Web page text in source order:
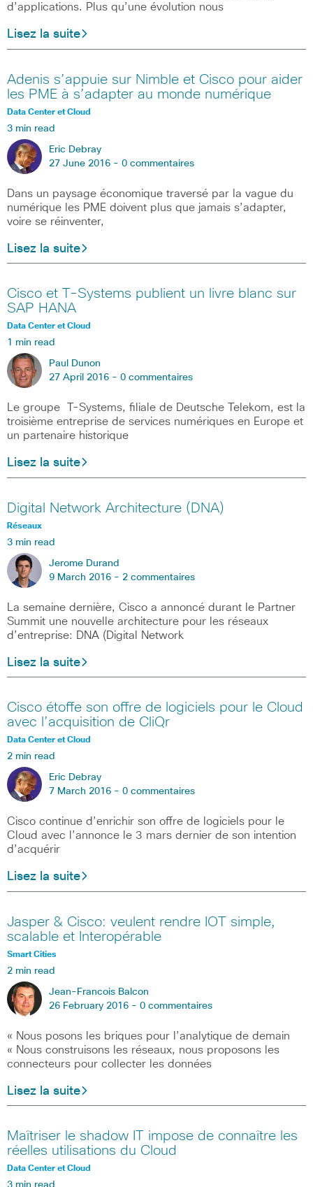
d’applications. Plus qu’une évolution nous
Lisez la suite
Adenis s’appuie sur Nimble et Cisco pour aider
les PME à s’adapter au monde numérique
Data Center et Cloud
3 min read
Eric Debray
27 June 2016 - 0 commentaires
Dans un paysage économique traversé par la vague du
numérique les PME doivent plus que jamais s’adapter,
voire se réinventer,
Lisez la suite
Cisco et T-Systems publient un livre blanc sur
SAP HANA
Data Center et Cloud
1 min read
Paul Dunon
27 April 2016 - 0 commentaires
Le groupe T-Systems, filiale de Deutsche Telekom, est la
troisième entreprise de services numériques en Europe et
un partenaire historique
Lisez la suite
Digital Network Architecture (DNA)
Réseaux
3 min read
Jerome Durand
9 March 2016 - 2 commentaires
La semaine dernière, Cisco a annoncé durant le Partner
Summit une nouvelle architecture pour les réseaux
d’entreprise: DNA (Digital Network
Lisez la suite
Cisco étoffe son offre de logiciels pour le Cloud
avec l’acquisition de CliQr
Data Center et Cloud
2 min read
Eric Debray
7 March 2016 - 0 commentaires
Cisco continue d’enrichir son offre de logiciels pour le
Cloud avec l’annonce le 3 mars dernier de son intention
d’acquérir
Lisez la suite
Jasper & Cisco: veulent rendre IOT simple,
scalable et Interopérable
Smart Cities
2 min read
Jean-Francois Balcon
26 February 2016 - 0 commentaires
« Nous posons les briques pour l’analytique de demain
« Nous construisons les réseaux, nous proposons les
connecteurs pour collecter les données
Lisez la suite
Maîtriser le shadow IT impose de connaître les
réelles utilisations du Cloud
Data Center et Cloud